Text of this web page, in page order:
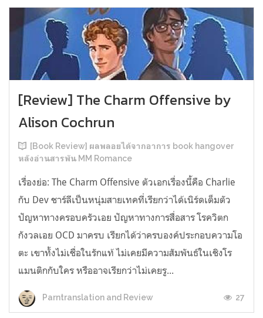
[Review] The Charm Offensive by
Alison Cochrun
[Book Review] ผลพลอยได้จากอาการ book hangover
หลังอ่านสารพัน MM Romance
เรื่องย่อ: The Charm Offensive ตัวเอกเรื่องนี้คือ Charlie
กับ Dev ชาร์ลีเป็นหนุ่มสายเทคที่เรียกว่าได้เนิร์ดเต็มตัว
ปัญหาทางครอบครัวเอย ปัญหาทางการสื่อสาร โรควิตก
กังวลเอย OCD มาครบ เรียกได้ว่าครบองค์ประกอบความโอ
ตะ เขาทั้งไม่เชื่อในรักแท้ ไม่เคยมีความสัมพันธ์ในเชิงโร
แมนติกกับใคร หรืออาจเรียกว่าไม่เคยรู...
Parntranslation and Review 27